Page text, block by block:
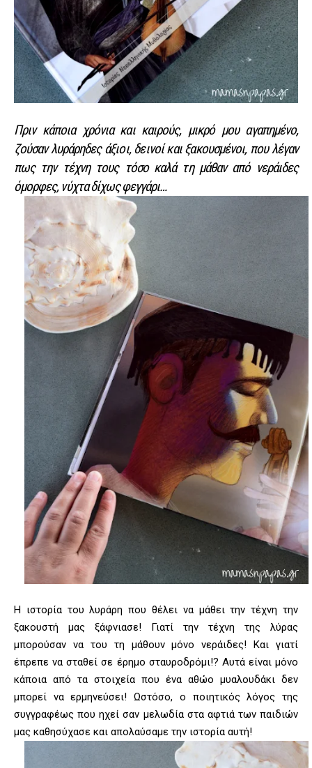
Πριν κάποια χρόνια και καιρούς, μικρό μου αγαπημένο,
ζούσαν λυράρηδες άξιοι, δεινοί και ξακουσμένοι, που λέγαν
πως την τέχνη τους τόσο καλά τη μάθαν από νεράιδες
όμορφες, νύχτα δίχως φεγγάρι…
Η ιστορία του λυράρη που θέλει να μάθει την τέχνη την
ξακουστή μας ξάφνιασε! Γιατί την τέχνη της λύρας
μπορούσαν να του τη μάθουν μόνο νεράιδες! Και γιατί
έπρεπε να σταθεί σε έρημο σταυροδρόμι!? Αυτά είναι μόνο
κάποια από τα στοιχεία που ένα αθώο μυαλουδάκι δεν
μπορεί να ερμηνεύσει! Ωστόσο, ο ποιητικός λόγος της
συγγραφέως που ηχεί σαν μελωδία στα αφτιά των παιδιών
μας καθησύχασε και απολαύσαμε την ιστορία αυτή!